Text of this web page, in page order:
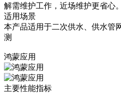
解需维护工作，近场维护更省心。
适用场景
本产品适用于二次供水、供水管
测
鸿蒙应用
主要性能指标